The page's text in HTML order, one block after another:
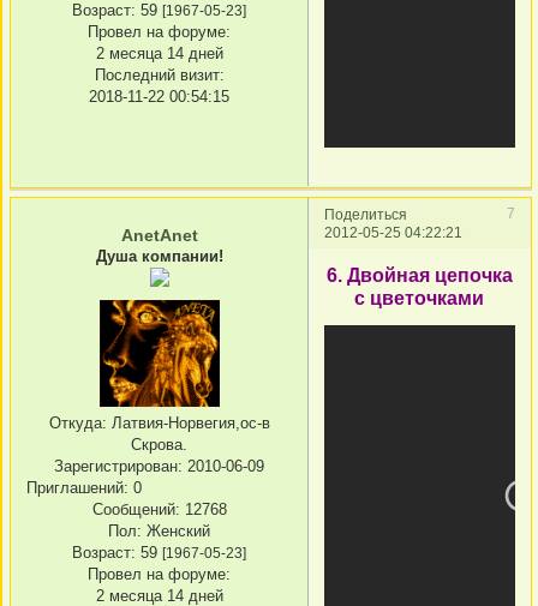
Возраст: 59 [1967-05-23]
Провел на форуме:
2 месяца 14 дней
Последний визит:
2018-11-22 00:54:15
Поделиться
7
2012-05-25 04:22:21
AnetAnet
Душа компании!
Откуда: Латвия-Норвегия,ос-в
Скрова.
Зарегистрирован: 2010-06-09
Приглашений: 0
Сообщений: 12768
Пол: Женский
Возраст: 59 [1967-05-23]
Провел на форуме:
2 месяца 14 дней
6. Двойная цепочка
с цветочками